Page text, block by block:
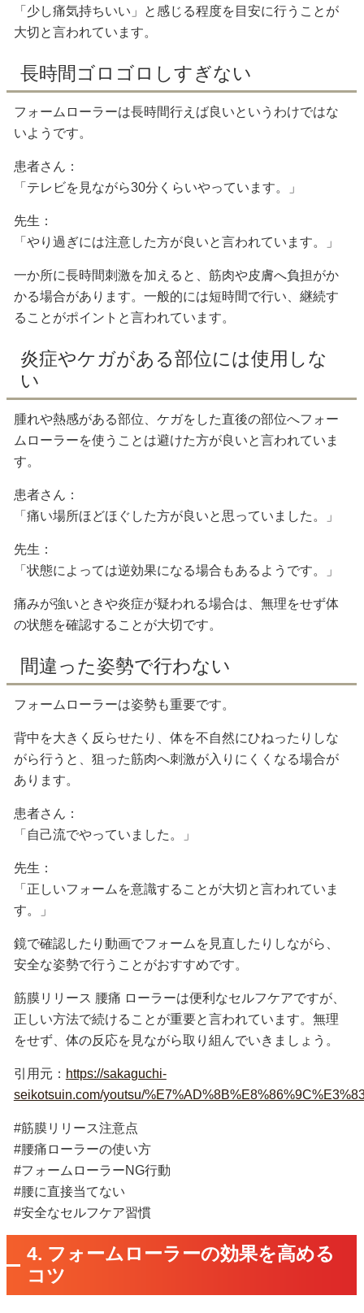
「少し痛気持ちいい」と感じる程度を目安に行うことが
大切と言われています。
長時間ゴロゴロしすぎない
フォームローラーは長時間行えば良いというわけではな
いようです。
患者さん：
「テレビを見ながら30分くらいやっています。」
先生：
「やり過ぎには注意した方が良いと言われています。」
一か所に長時間刺激を加えると、筋肉や皮膚へ負担がか
かる場合があります。一般的には短時間で行い、継続す
ることがポイントと言われています。
炎症やケガがある部位には使用しな
い
腫れや熱感がある部位、ケガをした直後の部位へフォー
ムローラーを使うことは避けた方が良いと言われていま
す。
患者さん：
「痛い場所ほどほぐした方が良いと思っていました。」
先生：
「状態によっては逆効果になる場合もあるようです。」
痛みが強いときや炎症が疑われる場合は、無理をせず体
の状態を確認することが大切です。
間違った姿勢で行わない
フォームローラーは姿勢も重要です。
背中を大きく反らせたり、体を不自然にひねったりしな
がら行うと、狙った筋肉へ刺激が入りにくくなる場合が
あります。
患者さん：
「自己流でやっていました。」
先生：
「正しいフォームを意識することが大切と言われていま
す。」
鏡で確認したり動画でフォームを見直したりしながら、
安全な姿勢で行うことがおすすめです。
筋膜リリース 腰痛 ローラーは便利なセルフケアですが、
正しい方法で続けることが重要と言われています。無理
をせず、体の反応を見ながら取り組んでいきましょう。
引用元： https://sakaguchi-
seikotsuin.com/youtsu/
#筋膜リリース注意点
#腰痛ローラーの使い方
#フォームローラーNG行動
#腰に直接当てない
#安全なセルフケア習慣
4. フォームローラーの効果を高める
コツ